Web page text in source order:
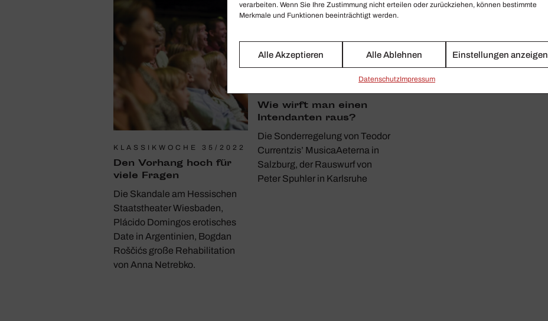
verarbeiten. Wenn Sie Ihre Zustimmung nicht erteilen oder zurückziehen, können bestimmte
Merkmale und Funktionen beeinträchtigt werden.
Alle Akzeptieren Alle Ablehnen Einstellungen anzeigen
Daten­schutzImpressum
KLASSIKWOCHE 35/2022
Den Vorhang hoch für
viele Fragen
Die Skandale am Hessischen
Staatstheater Wiesbaden,
Plácido Domingos erotisches
Date in Argentinien, Bogdan
Roščićs große Rehabilitation
von Anna Netrebko.
Wie wirft man einen
Inten­danten raus?
Die Sonderregelung von Teodor
Currentzis’ MusicaAeterna in
Salzburg, der Rauswurf von
Peter Spuhler in Karlsruhe